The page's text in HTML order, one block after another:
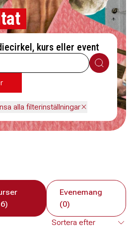
kurs eller event
Sök
alla filterinställningar
Evenemang
(0)